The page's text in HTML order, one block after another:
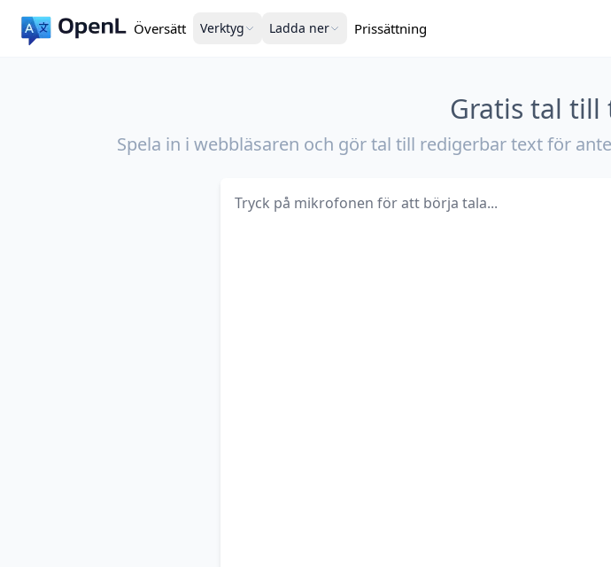
Översätt Verktyg Ladda ner Prissättning
Gratis tal till
Spela in i webbläsaren och gör tal till redigerbar text för